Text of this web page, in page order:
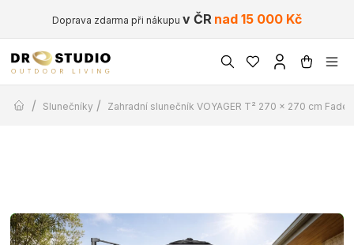
Doprava zdarma při nákupu v ČR nad 15 000 Kč
/ Slunečníky / Zahradní slunečník VOYAGER T² 270 x 270 cm